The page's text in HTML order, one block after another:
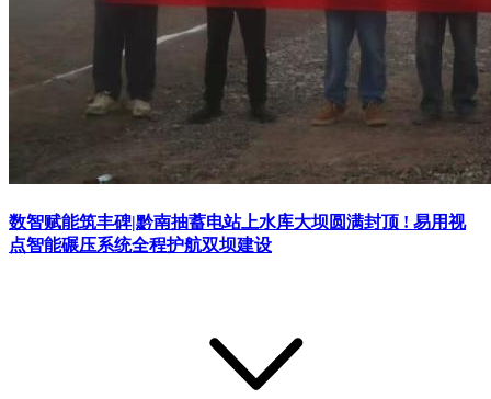
数智赋能筑丰碑|黔南抽蓄电站上水库大坝圆满封顶 ! 易用视
点智能碾压系统全程护航双坝建设